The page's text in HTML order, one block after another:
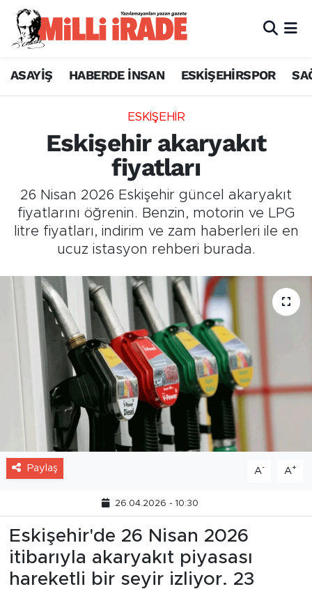
ASAYİŞ HABERDE İNSAN ESKİŞEHİRSPOR
ESKİŞEHİR
Eskişehir akaryakıt
fiyatları
26 Nisan 2026 Eskişehir güncel akaryakıt
fiyatlarını öğrenin. Benzin, motorin ve LPG
litre fiyatları, indirim ve zam haberleri ile en
ucuz istasyon rehberi burada.
Paylaş A- A+
26.04.2026 - 10:30
Eskişehir'de 26 Nisan 2026
itibarıyla akaryakıt piyasası
hareketli bir seyir izliyor. 23